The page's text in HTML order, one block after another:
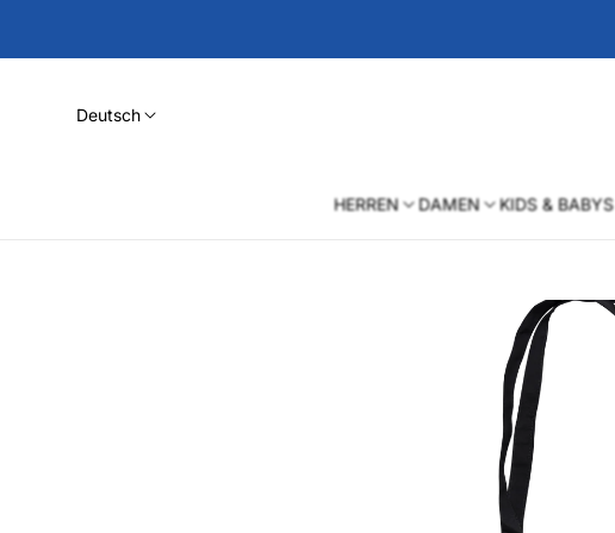
Deutsch
HERREN DAMEN KIDS & BABYS